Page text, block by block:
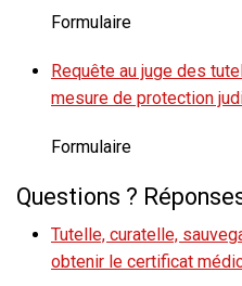
Formulaire
Requête au juge des
mesure de protection
Formulaire
Questions ?
Tutelle, curatelle,
obtenir le certificat